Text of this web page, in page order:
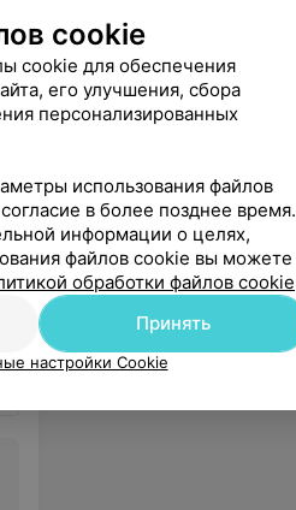
cookie
cookie для обеспечения
его улучшения, сбора
персонализированных
использования файлов
в более позднее время.
информации о целях,
файлов cookie вы можете
обработки файлов cookie
Принять
настройки Cookie